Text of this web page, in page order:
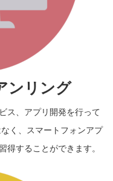
ンリング
ス、アプリ開発を行って
く、スマートフォンアプ
得することができます。